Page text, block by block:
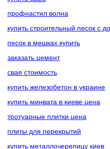
профнастил волна
купить строительный песок с
песок в мешках купить
заказать цемент
свая стоимость
купить железобетон в украине
купить минвата в киеве цена
тротуарные плитки цена
плиты для перекрытий
купить металлочерепицу киев